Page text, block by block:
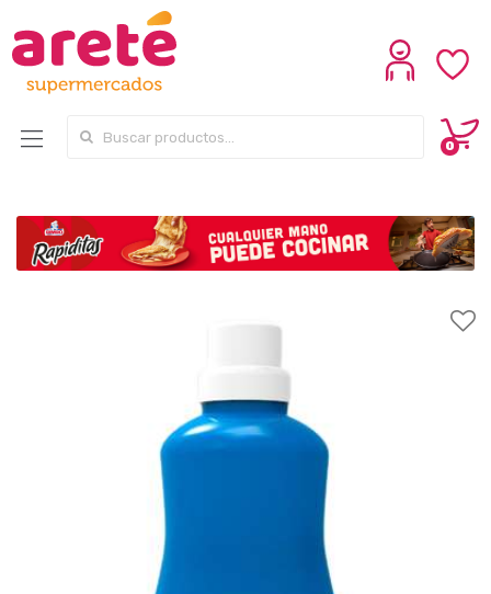
Search for:
0